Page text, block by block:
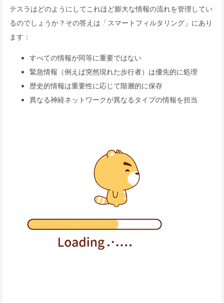
テスラはどのようにしてこれほど膨大な情報の流れを管理してい
るのでしょうか？その答えは「スマートフィルタリング」にあり
ます：
すべての情報が同等に重要ではない
緊急情報（例えば突然現れた歩行者）は優先的に処理
歴史的情報は重要性に応じて階層的に保存
異なる神経ネットワークが異なるタイプの情報を担当